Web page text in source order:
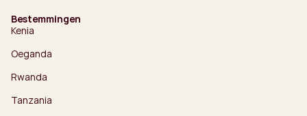
Bestemmingen
Kenia
Oeganda
Rwanda
Tanzania